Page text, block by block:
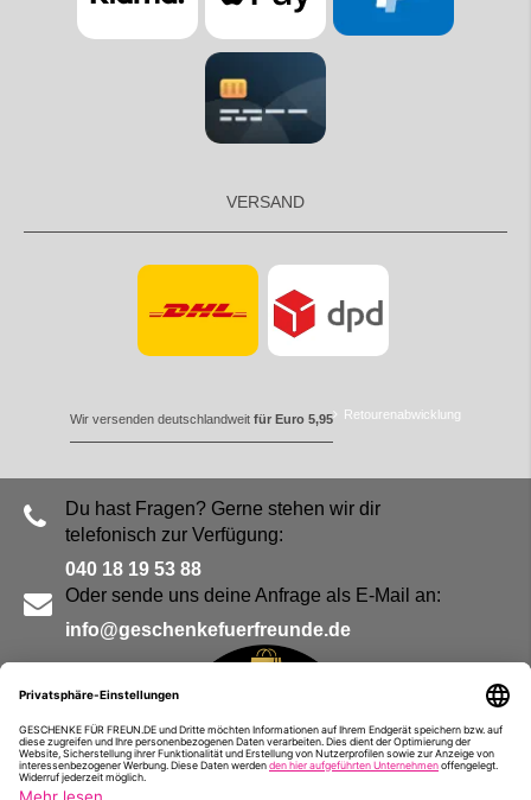
VERSAND
Wir versenden deutschlandweit für Euro 5,95 Retourenabwicklung
Du hast Fragen? Gerne stehen wir dir
telefonisch zur Verfügung:
040 18 19 53 88
Oder sende uns deine Anfrage als E-Mail an:
info@geschenkefuerfreunde.de